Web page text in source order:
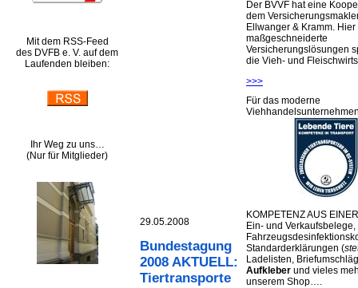
Mit dem RSS-Feed
des DVFB e. V. auf dem
Laufenden bleiben:
Ihr Weg zu uns…
(Nur für Mitglieder)
29.05.2008
Bundestagung
2008 AKTUELL:
Tiertransporte
Der BVVF hat eine
dem
Ellwanger & Kramm.
maßgeschneiderte
Versicherungslösungen
die Vieh- und
>>>
Für das moderne
KOMPETENZ AUS
Ein- und Verkaufsbelege,
Standarderklärungen (
Ladelisten,
Aufkleber und vieles
unserem Shop….